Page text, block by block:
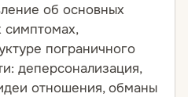
об основных
симптомах,
пограничного
деперсонализация,
отношения, обманы